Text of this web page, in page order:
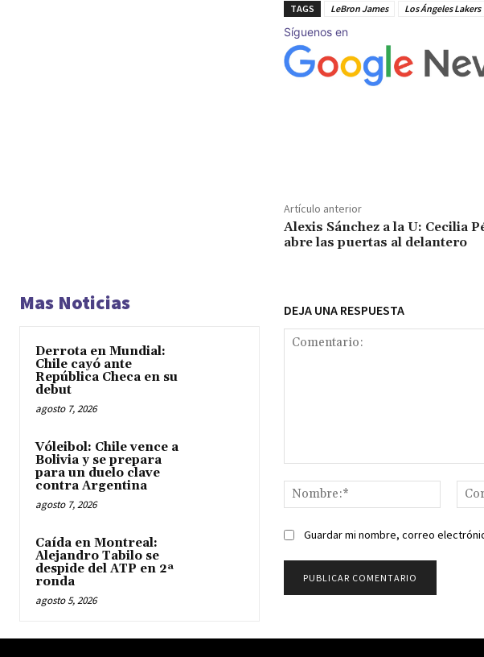
TAGS LeBron James Los Ángeles Lakers
Síguenos en
Artículo anterior
Alexis Sánchez a la U: Cecilia
abre las puertas al delantero
Mas Noticias
Derrota en Mundial:
Chile cayó ante
República Checa en su
debut
agosto 7, 2026
Vóleibol: Chile vence a
Bolivia y se prepara
para un duelo clave
contra Argentina
agosto 7, 2026
Caída en Montreal:
Alejandro Tabilo se
despide del ATP en 2ª
ronda
agosto 5, 2026
DEJA UNA RESPUESTA
Guardar mi nombre, correo